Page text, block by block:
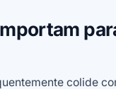
colide